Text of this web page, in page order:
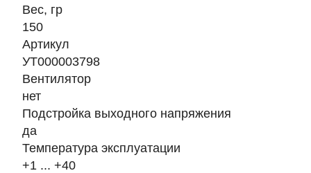
Вес, гр
150
Артикул
УТ000003798
Вентилятор
нет
Подстройка выходного напряжения
да
Температура эксплуатации
+1 ... +40